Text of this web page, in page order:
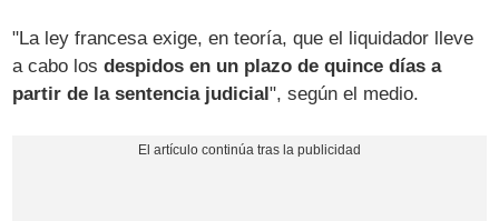
"La ley francesa exige, en teoría, que el liquidador lleve
a cabo losdespidos en un plazo de quince días a
partir de la sentencia judicial", según el medio.